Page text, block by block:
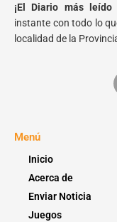
¡El Diario más
instante con todo lo
localidad de la
Menú
Inicio
Acerca de
Enviar Noticia
Juegos